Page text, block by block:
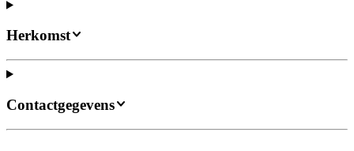
Herkomst
Contactgegevens